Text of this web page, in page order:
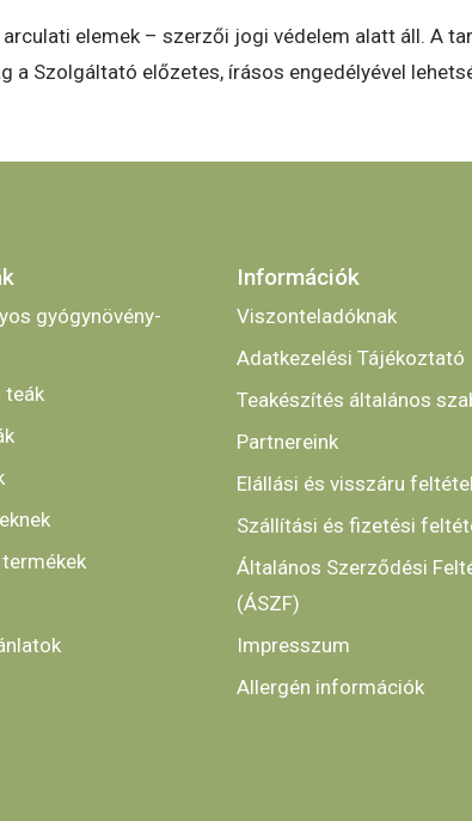
elemek – szerzői jogi védelem alatt áll. A
Szolgáltató előzetes, írásos engedélyével
gyógynövény-
teák
Információk
Viszonteladóknak
Adatkezelési Tájékoztató
Teakészítés általános
Partnereink
Elállási és visszáru
Szállítási és fizetési
Általános Szerződési
(ÁSZF)
Impresszum
Allergén információk